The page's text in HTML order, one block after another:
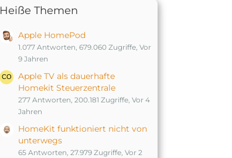
Heiße Themen
Apple HomePod
1.077 Antworten, 679.060 Zugriffe, Vor
9 Jahren
Apple TV als dauerhafte
Homekit Steuerzentrale
277 Antworten, 200.181 Zugriffe, Vor 4
Jahren
HomeKit funktioniert nicht von
unterwegs
65 Antworten, 27.979 Zugriffe, Vor 2